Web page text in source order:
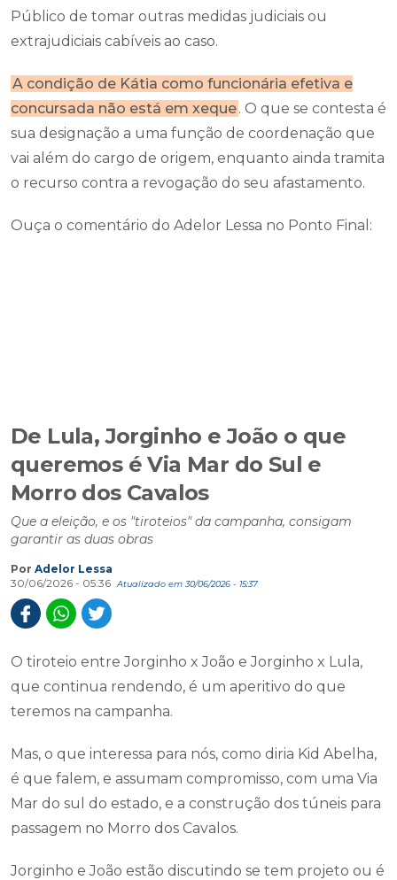
Público de tomar outras medidas judiciais ou
extrajudiciais cabíveis ao caso.
A condição de Kátia como funcionária efetiva e
concursada não está em xeque. O que se contesta é
sua designação a uma função de coordenação que
vai além do cargo de origem, enquanto ainda tramita
o recurso contra a revogação do seu afastamento.
Ouça o comentário do Adelor Lessa no Ponto Final:
De Lula, Jorginho e João o que
queremos é Via Mar do Sul e
Morro dos Cavalos
Que a eleição, e os "tiroteios" da campanha, consigam
garantir as duas obras
Por Adelor Lessa
30/06/2026 - 05:36
Atualizado em 30/06/2026 - 15:37
O tiroteio entre Jorginho x João e Jorginho x Lula,
que continua rendendo, é um aperitivo do que
teremos na campanha.
Mas, o que interessa para nós, como diria Kid Abelha,
é que falem, e assumam compromisso, com uma Via
Mar do sul do estado, e a construção dos túneis para
passagem no Morro dos Cavalos.
Jorginho e João estão discutindo se tem projeto ou é